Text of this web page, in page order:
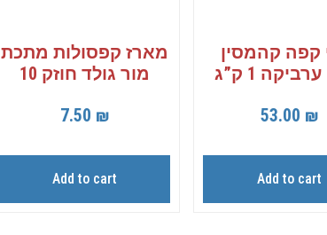
קפה קהמסין
53.00 ₪
Add to cart
מארז קפסולות מתכת
מור גולד חוזק 10
7.50 ₪
Add to cart